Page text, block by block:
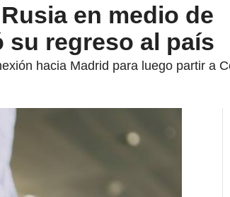
en medio de
su regreso al país
hacia Madrid para luego partir a